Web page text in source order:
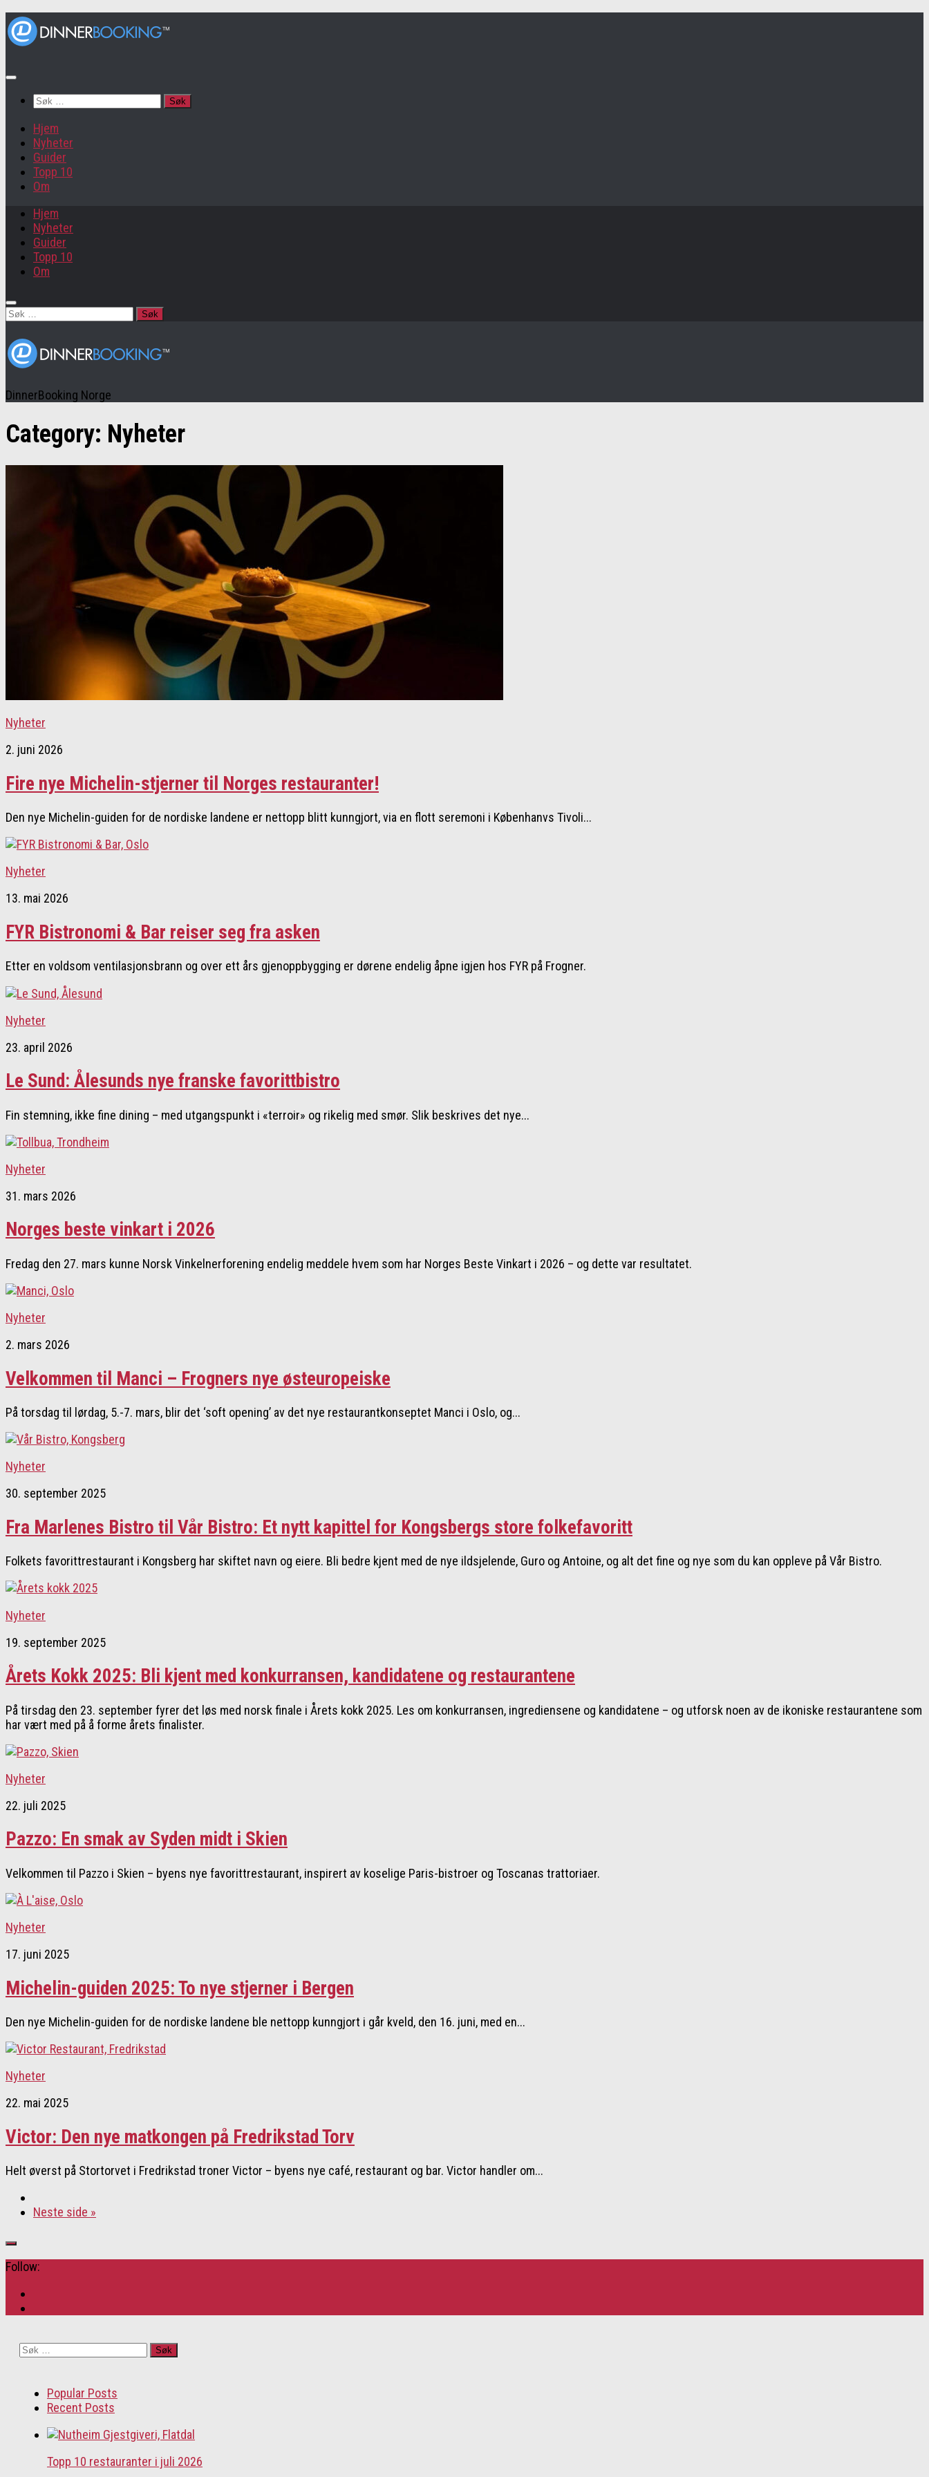
Søk
Hjem
Nyheter
Guider
Topp 10
Om
Hjem
Nyheter
Guider
Topp 10
Om
Søk
DinnerBooking Norge
Category: Nyheter
Nyheter
2. juni 2026
Fire nye Michelin-stjerner til Norges restauranter!
Den nye Michelin-guiden for de nordiske landene er nettopp blitt kunngjort, via en flott seremoni i Københanvs Tivoli...
Nyheter
13. mai 2026
FYR Bistronomi & Bar reiser seg fra asken
Etter en voldsom ventilasjonsbrann og over ett års gjenoppbygging er dørene endelig åpne igjen hos FYR på Frogner.
Nyheter
23. april 2026
Le Sund: Ålesunds nye franske favorittbistro
Fin stemning, ikke fine dining – med utgangspunkt i «terroir» og rikelig med smør. Slik beskrives det nye...
Nyheter
31. mars 2026
Norges beste vinkart i 2026
Fredag den 27. mars kunne Norsk Vinkelnerforening endelig meddele hvem som har Norges Beste Vinkart i 2026 – og dette var resultatet.
Nyheter
2. mars 2026
Velkommen til Manci – Frogners nye østeuropeiske
På torsdag til lørdag, 5.-7. mars, blir det ‘soft opening’ av det nye restaurantkonseptet Manci i Oslo, og...
Nyheter
30. september 2025
Fra Marlenes Bistro til Vår Bistro: Et nytt kapittel for Kongsbergs store folkefavoritt
Folkets favorittrestaurant i Kongsberg har skiftet navn og eiere. Bli bedre kjent med de nye ildsjelende, Guro og Antoine, og alt det fine og nye som du kan oppleve på Vår Bistro.
Nyheter
19. september 2025
Årets Kokk 2025: Bli kjent med konkurransen, kandidatene og restaurantene
På tirsdag den 23. september fyrer det løs med norsk finale i Årets kokk 2025. Les om konkurransen, ingrediensene og kandidatene – og utforsk noen av de ikoniske restaurantene som
har vært med på å forme årets finalister.
Nyheter
22. juli 2025
Pazzo: En smak av Syden midt i Skien
Velkommen til Pazzo i Skien – byens nye favorittrestaurant, inspirert av koselige Paris-bistroer og Toscanas trattoriaer.
Nyheter
17. juni 2025
Michelin-guiden 2025: To nye stjerner i Bergen
Den nye Michelin-guiden for de nordiske landene ble nettopp kunngjort i går kveld, den 16. juni, med en...
Nyheter
22. mai 2025
Victor: Den nye matkongen på Fredrikstad Torv
Helt øverst på Stortorvet i Fredrikstad troner Victor – byens nye café, restaurant og bar. Victor handler om...
Neste side »
Follow:
Søk
etter:
Popular Posts
Recent Posts
Topp 10 restauranter i juli 2026